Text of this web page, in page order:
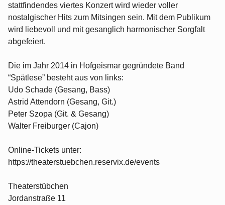
stattfindendes viertes Konzert wird wieder voller
nostalgischer Hits zum Mitsingen sein. Mit dem Publikum
wird liebevoll und mit gesanglich harmonischer Sorgfalt
abgefeiert.
Die im Jahr 2014 in Hofgeismar gegründete Band
“Spätlese” besteht aus von links:
Udo Schade (Gesang, Bass)
Astrid Attendorn (Gesang, Git.)
Peter Szopa (Git. & Gesang)
Walter Freiburger (Cajon)
Online-Tickets unter:
https://theaterstuebchen.reservix.de/events
Theaterstübchen
Jordanstraße 11